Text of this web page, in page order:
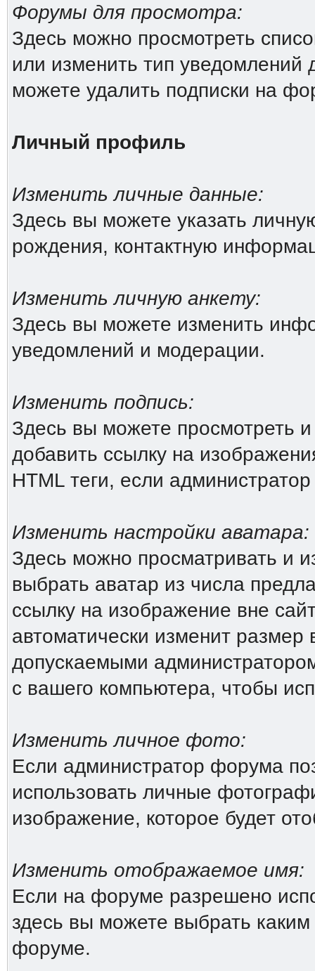
Форумы для просмотра:
Здесь можно просмотреть
или изменить тип
можете удалить подписки на
Личный профиль
Изменить личные данные:
Здесь вы можете указать
рождения, контактную
Изменить личную анкету:
Здесь вы можете изменить
уведомлений и модерации.
Изменить подпись:
Здесь вы можете просмотреть
добавить ссылку на
HTML теги, если
Изменить настройки аватара:
Здесь можно просматривать и
выбрать аватар из числа
ссылку на изображение вне
автоматически изменит размер
допускаемыми
с вашего компьютера, чтобы
Изменить личное фото:
Если администратор форума
использовать личные
изображение, которое будет
Изменить отображаемое имя:
Если на форуме разрешено
здесь вы можете выбрать
форуме.